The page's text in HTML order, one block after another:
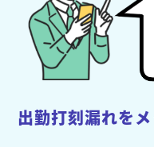
出勤打刻漏れを